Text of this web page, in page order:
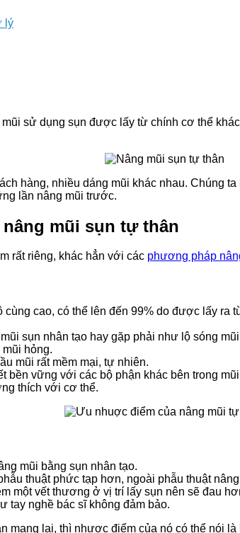
lý
sử dụng sụn được lấy từ chính cơ thể
hàng, nhiều dáng mũi khác nhau. Chúng
lần nâng mũi trước.
mũi sụn tự thân
rất riêng, khác hẳn với các phương pháp
cao, có thể lên đến 99% do được lấy ra
sụn nhân tạo hay gặp phải như lộ sóng
hỏng.
mũi rất mềm mại, tự nhiên.
bền vững với các bộ phận khác bên trong
thích với cơ thể.
mũi bằng sụn nhân tạo.
thuật phức tạp hơn, ngoài phẫu thuật
một vết thương ở vị trí lấy sụn nên sẽ đau
tay nghề bác sĩ không đảm bảo.
lại, thì nhược điểm của nó có thể nói